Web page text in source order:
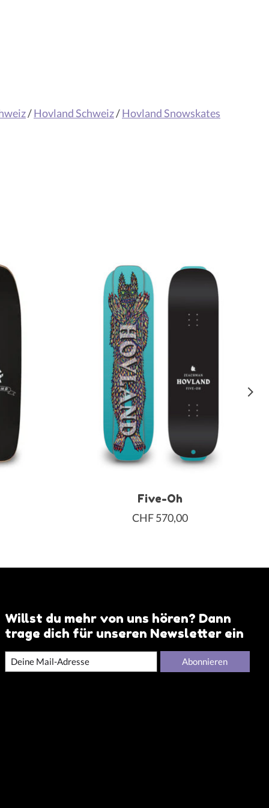
/Hovland Schweiz/Hovland Snowskates
Five-Oh
CHF 570,00
Willst du mehr von uns hören? Dann
trage dich für unseren Newsletter ein
Abonnieren